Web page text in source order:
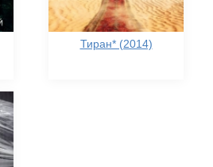
Тиран* (2014)